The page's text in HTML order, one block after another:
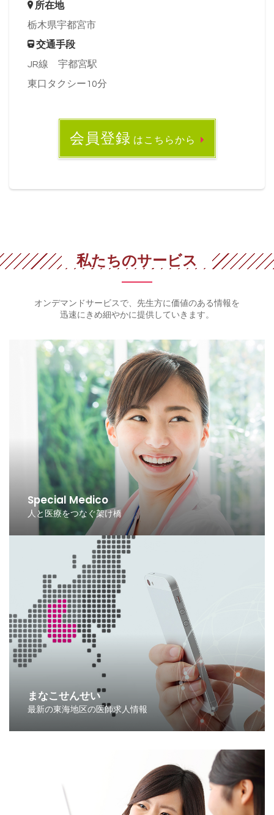
所在地
栃木県宇都宮市
交通手段
JR線 宇都宮駅
東口タクシー10分
会員登録 はこちらから
私たちのサービス
オンデマンドサービスで、先生方に価値のある情報を
迅速にきめ細やかに提供していきます。
Special Medico
人と医療をつなぐ架け橋
まなこせんせい
最新の東海地区の医師求人情報